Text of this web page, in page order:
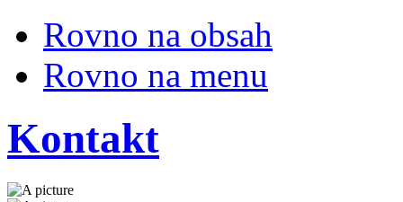
Rovno na obsah
Rovno na menu
Kontakt